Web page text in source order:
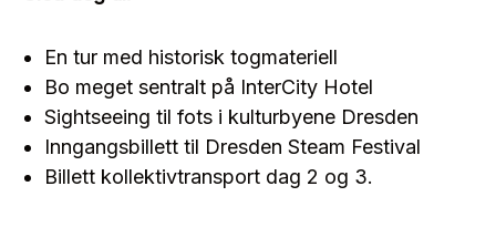
En tur med historisk togmateriell
Bo meget sentralt på InterCity Hotel
Sightseeing til fots i kulturbyene Dresden
Inngangsbillett til Dresden Steam Festival
Billett kollektivtransport dag 2 og 3.